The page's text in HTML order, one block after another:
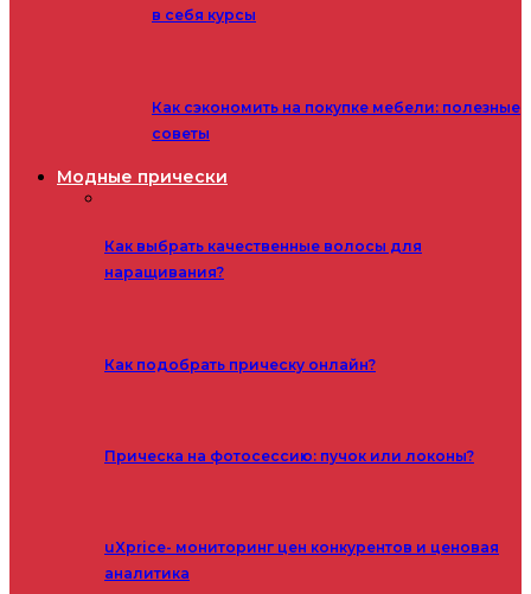
в себя курсы
Как сэкономить на покупке мебели: полезные
советы
Модные прически
Как выбрать качественные волосы для
наращивания?
Как подобрать прическу онлайн?
Прическа на фотосессию: пучок или локоны?
uXprice- мониторинг цен конкурентов и ценовая
аналитика